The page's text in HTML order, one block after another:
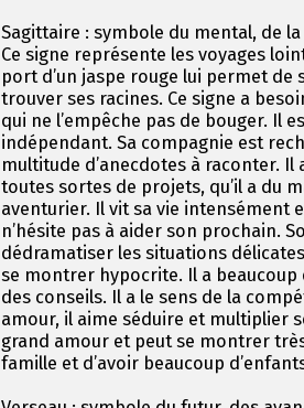
Sagittaire : symbole du mental, de
Ce signe représente les voyages
port d’un jaspe rouge lui permet de
trouver ses racines. Ce signe a
qui ne l’empêche pas de bouger. Il
indépendant. Sa compagnie est
multitude d’anecdotes à raconter.
toutes sortes de projets, qu’il a du
aventurier. Il vit sa vie intensément
n’hésite pas à aider son prochain.
dédramatiser les situations
se montrer hypocrite. Il a beaucoup
des conseils. Il a le sens de la
amour, il aime séduire et multiplier
grand amour et peut se montrer
famille et d’avoir beaucoup